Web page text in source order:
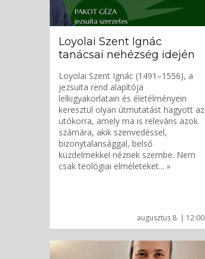
augusztus 8. | 12:00
Loyolai Szent Ignác
tanácsai nehézség idején
Loyolai Szent Ignác (1491–1556), a
jezsuita rend alapítója
lelkigyakorlatain és életélményein
keresztül olyan útmutatást hagyott az
utókorra, amely ma is releváns azok
számára, akik szenvedéssel,
bizonytalansággal, belső
küzdelmekkel néznek szembe. Nem
csak teológiai elméleteket... »